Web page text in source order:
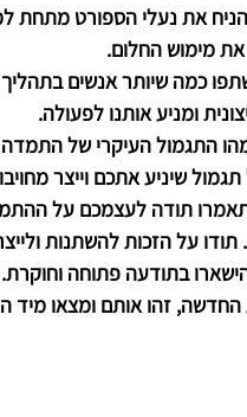
את נעלי הספורט מתחת
את מימוש החלום.
כמה שיותר אנשים
ומניע אותנו לפעולה.
התגמול העיקרי של
שיניע אתכם וייצר
תודה לעצמכם על
תודו על הזכות להשתנות
בתודעה פתוחה
זהו אותם ומצאו מיד